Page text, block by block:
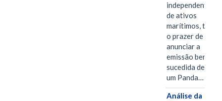
independentes
de ativos
marítimos, tem
o prazer de
anunciar a
emissão bem-
sucedida de
um Panda…
Análise da